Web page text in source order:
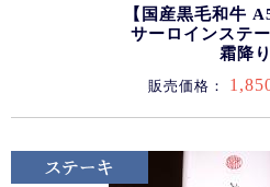
【国産黒毛和牛
サーロインステ
霜降り
販売価格：